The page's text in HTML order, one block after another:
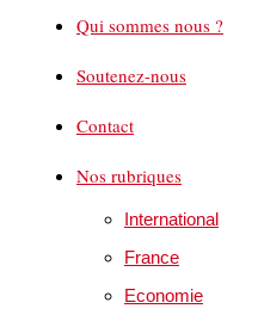
Qui sommes nous ?
Soutenez-nous
Contact
Nos rubriques
International
France
Economie